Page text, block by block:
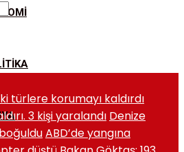
türlere korumayı kaldırdı
3 kişi yaralandı Denize
ABD’de yangına